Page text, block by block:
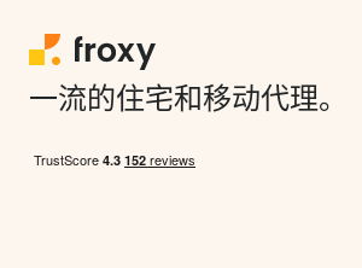
一流的住宅和移动代理。